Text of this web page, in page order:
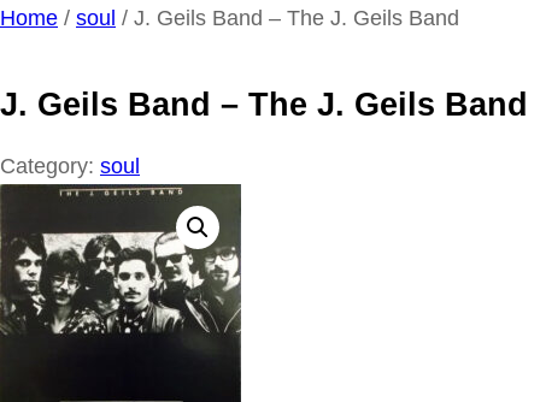
Ga
de
Home / soul / J. Geils Band – The J. Geils Band
J. Geils Band – The J. Geils Band
Category: soul